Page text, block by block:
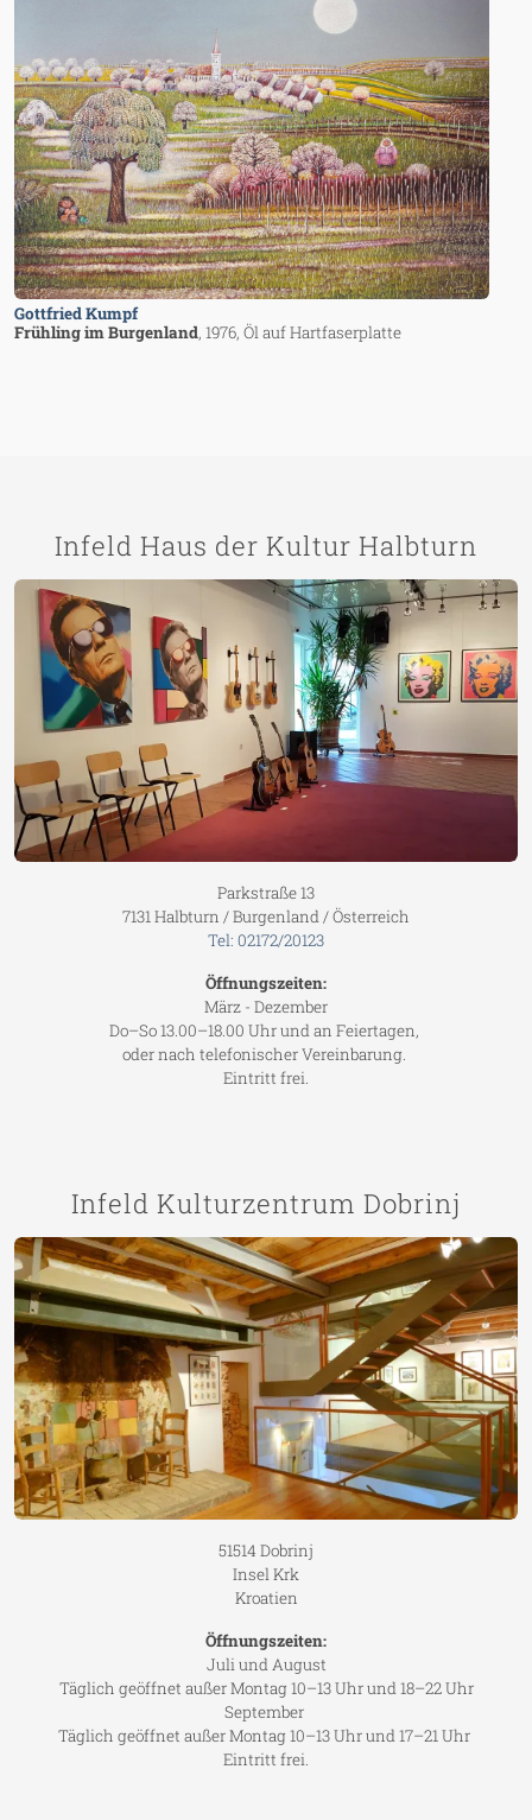
Gottfried Kumpf
Frühling im Burgenland, 1976, Öl auf Hartfaserplatte
Infeld Haus der Kultur Halbturn
Parkstraße 13
7131 Halbturn / Burgenland / Österreich
Tel: 02172/20123
Öffnungszeiten:
März - Dezember
Do–So 13.00–18.00 Uhr und an Feiertagen,
oder nach telefonischer Vereinbarung.
Eintritt frei.
Infeld Kulturzentrum Dobrinj
51514 Dobrinj
Insel Krk
Kroatien
Öffnungszeiten:
Juli und August
Täglich geöffnet außer Montag 10–13 Uhr und 18–22 Uhr
September
Täglich geöffnet außer Montag 10–13 Uhr und 17–21 Uhr
Eintritt frei.